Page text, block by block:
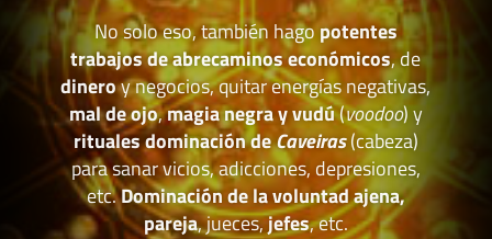
No solo eso, también hagopotentes
trabajos de abrecaminos económicos, de
dineroy negocios, quitar energías negativas,
mal de ojo,magia negra y vudú(voodoo) y
rituales dominación deCaveiras(cabeza)
para sanar vicios, adicciones, depresiones,
etc.Dominación de la voluntad ajena,
pareja, jueces,jefes, etc.